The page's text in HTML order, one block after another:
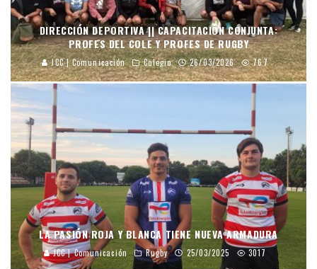
DIRECCIÓN DEPORTIVA || CAPACITACIÓN CONJUNTA:
PROFES DEL COLE Y PROFES DE RUGBY
JCC | Comunicación Colegio 26/03/2026 767
LA PASIÓN ROJA Y BLANCA TIENE NUEVA ARMADURA
JCC | Comunicación Rugby 25/03/2025 3017